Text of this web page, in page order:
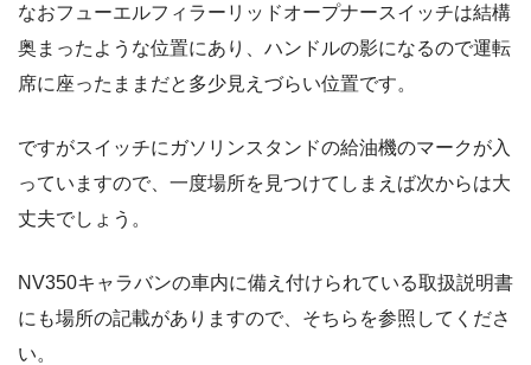
なおフューエルフィラーリッドオープナースイッチは結構
奥まったような位置にあり、ハンドルの影になるので運転
席に座ったままだと多少見えづらい位置です。
ですがスイッチにガソリンスタンドの給油機のマークが入
っていますので、一度場所を見つけてしまえば次からは大
丈夫でしょう。
NV350キャラバンの車内に備え付けられている取扱説明書
にも場所の記載がありますので、そちらを参照してくださ
い。